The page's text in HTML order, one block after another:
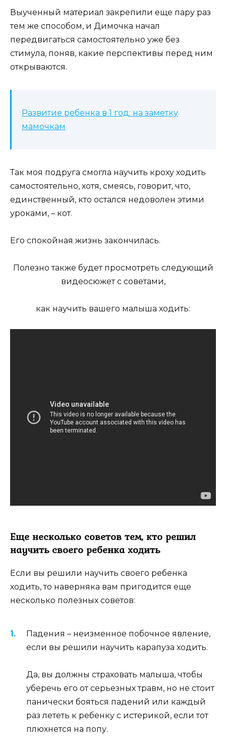
Выученный материал закрепили еще пару раз
тем же способом, и Димочка начал
передвигаться самостоятельно уже без
стимула, поняв, какие перспективы перед ним
открываются.
Развитие ребенка в 1 год: на заметку
мамочкам
Так моя подруга смогла научить кроху ходить
самостоятельно, хотя, смеясь, говорит, что,
единственный, кто остался недоволен этими
уроками, – кот.
Его спокойная жизнь закончилась.
Полезно также будет просмотреть следующий
видеосюжет с советами,
как научить вашего малыша ходить:
Еще несколько советов тем, кто решил
научить своего ребенка ходить
Если вы решили научить своего ребенка
ходить, то наверняка вам пригодится еще
несколько полезных советов:
Падения – неизменное побочное явление,
если вы решили научить карапуза ходить.
Да, вы должны страховать малыша, чтобы
уберечь его от серьезных травм, но не стоит
панически бояться падений или каждый
раз лететь к ребенку с истерикой, если тот
плюхнется на попу.